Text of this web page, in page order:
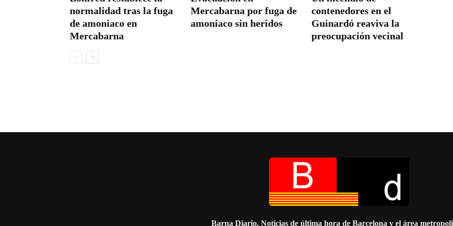
normalidad tras la fuga
de amoniaco en
Mercabarna
Mercabarna por fuga de
amoníaco sin heridos
contenedores en el
Guinardó reaviva la
preocupación vecinal
Barna Diario. Noticias de última hora de Barcelona y el área